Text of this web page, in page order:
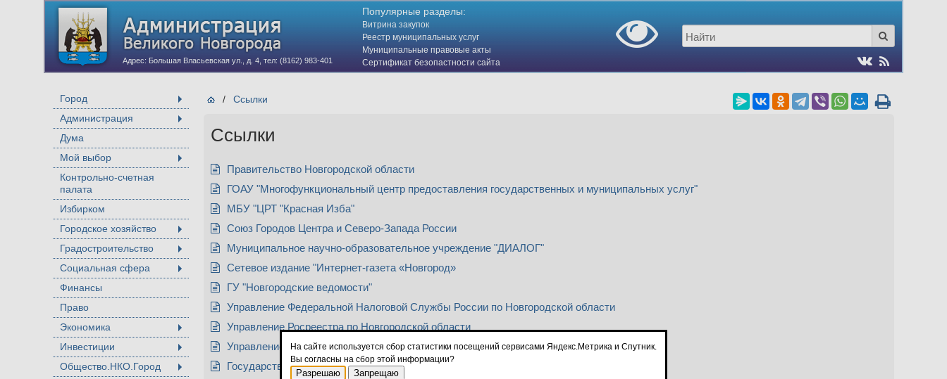
Адрес: Большая Власьевская ул., д. 4, тел: (8162) 983-401
Популярные разделы:
Витрина закупок
Реестр муниципальных услуг
Муниципальные правовые акты
Сертификат безопастности сайта
(HTTPS)
Город
Администрация
Дума
Мой выбор
Контрольно-счетная
палата
Избирком
Городское хозяйство
Градостроительство
Социальная сфера
Финансы
Право
Экономика
Инвестиции
Общество.НКО.Город
/ Ссылки
Ссылки
Правительство Новгородской области
ГОАУ "Многофункциональный центр предоставления государственных и муниципальных услуг"
МБУ "ЦРТ "Красная Изба"
Союз Городов Центра и Северо-Запада России
Муниципальное научно-образовательное учреждение "ДИАЛОГ"
Сетевое издание "Интернет-газета «Новгород»
ГУ "Новгородские ведомости"
Управление Федеральной Налоговой Службы России по Новгородской области
Управление Росреестра по Новгородской области
Управление Роскомнадзора по Новгородской области
Государственные услуги - Справочно-информационный портал
На сайте используется сбор статистики посещений сервисами Яндекс.Метрика и Спутник.
Вы согласны на сбор этой информации?
Разрешаю Запрещаю